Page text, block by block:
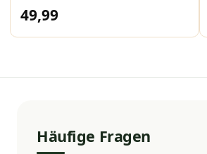
49,99
Häufige Fragen